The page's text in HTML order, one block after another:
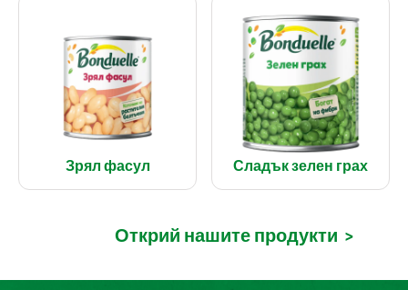
Зрял фасул Сладък зелен грах
Открий нашите продукти >